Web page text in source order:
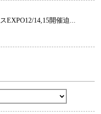
EXPO12/14,15開催迫...